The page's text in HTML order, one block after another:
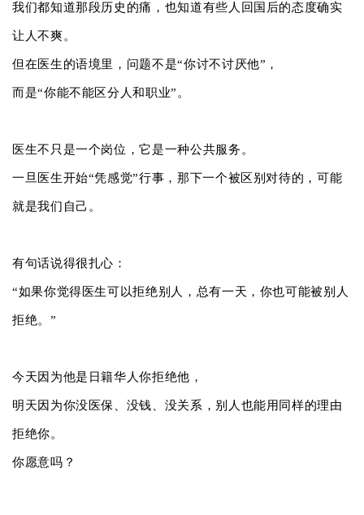
我们都知道那段历史的痛，也知道有些人回国后的态度确实
让人不爽。
但在医生的语境里，问题不是“你讨不讨厌他”，
而是“你能不能区分人和职业”。
医生不只是一个岗位，它是一种公共服务。
一旦医生开始“凭感觉”行事，那下一个被区别对待的，可能
就是我们自己。
有句话说得很扎心：
“如果你觉得医生可以拒绝别人，总有一天，你也可能被别人
拒绝。”
今天因为他是日籍华人你拒绝他，
明天因为你没医保、没钱、没关系，别人也能用同样的理由
拒绝你。
你愿意吗？